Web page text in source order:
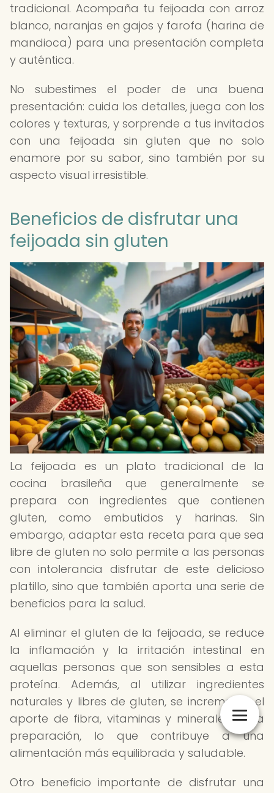
tradicional. Acompaña tu feijoada con arroz
blanco, naranjas en gajos y farofa (harina de
mandioca) para una presentación completa
y auténtica.
No subestimes el poder de una buena
presentación: cuida los detalles, juega con los
colores y texturas, y sorprende a tus invitados
con una feijoada sin gluten que no solo
enamore por su sabor, sino también por su
aspecto visual irresistible.
Beneficios de disfrutar una
feijoada sin gluten
La feijoada es un plato tradicional de la
cocina brasileña que generalmente se
prepara con ingredientes que contienen
gluten, como embutidos y harinas. Sin
embargo, adaptar esta receta para que sea
libre de gluten no solo permite a las personas
con intolerancia disfrutar de este delicioso
platillo, sino que también aporta una serie de
beneficios para la salud.
Al eliminar el gluten de la feijoada, se reduce
la inflamación y la irritación intestinal en
aquellas personas que son sensibles a esta
proteína. Además, al utilizar ingredientes
naturales y libres de gluten, se incrementa el
aporte de fibra, vitaminas y minerales en la
preparación, lo que contribuye a una
alimentación más equilibrada y saludable.
Otro beneficio importante de disfrutar una